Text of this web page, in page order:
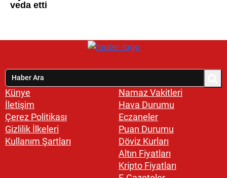
Künye
İletişim
Çerez Politikası
Gizlilik İlkeleri
Kullanım Şartları
Namaz Vakitleri
Hava Durumu
Eczaneler
Puan Durumu
Döviz Kurları
Altın Fiyatları
Kripto Fiyatları